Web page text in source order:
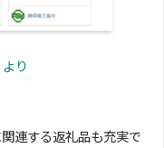
り
連する返礼品も充実で